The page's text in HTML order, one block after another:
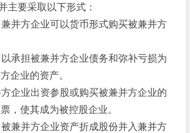
主要采取以下形式：
并方企业可以货币形式购买被兼并方
承担被兼并方企业债务和弥补亏损为
企业的资产。
企业出资参股或购买被兼并方企业的
，使其成为被控股企业。
兼并方企业资产折成股份并入兼并方